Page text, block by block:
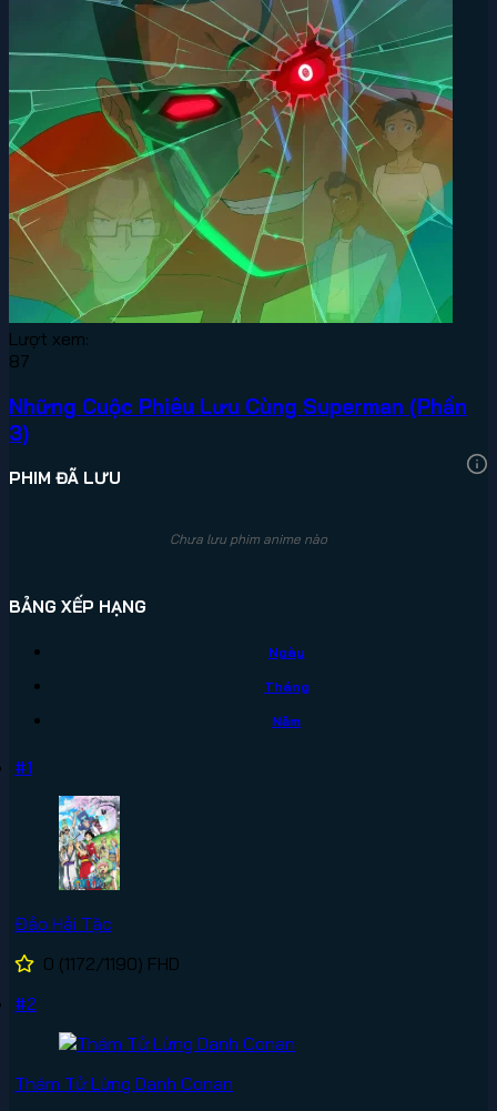
Lượt xem:
87
Những Cuộc Phiêu Lưu Cùng Superman (Phần
3)
PHIM ĐÃ LƯU
Chưa lưu phim anime nào
BẢNG XẾP HẠNG
Ngày
Tháng
Năm
#1
Đảo Hải Tặc
0 (1172/1190) FHD
#2
Thám Tử Lừng Danh Conan